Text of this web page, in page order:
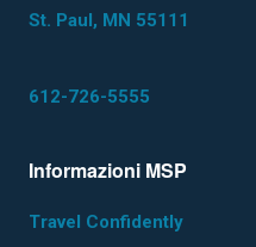
St. Paul, MN 55111
612-726-5555
Informazioni MSP
Travel Confidently